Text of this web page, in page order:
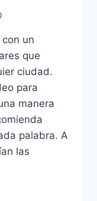
un
que
ciudad.
para
manera
palabra. A
las